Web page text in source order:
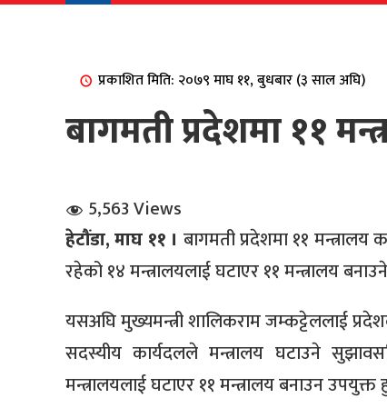
प्रकाशित मिति: २०७९ माघ ११, बुधबार (३ साल अघि)
बागमती प्रदेशमा ११
5,563 Views
हेटौंडा, माघ ११ । बागमती प्रदेशमा ११
रहेको १४ मन्त्रालयलाई घटाएर ११ मन्त्रालय
यसअघि मुख्यमन्त्री शालिकराम जम्कट्टेललाई
सदस्यीय कार्यदलले मन्त्रालय घटाउने
मन्त्रालयलाई घटाएर ११ मन्त्रालय बनाउन